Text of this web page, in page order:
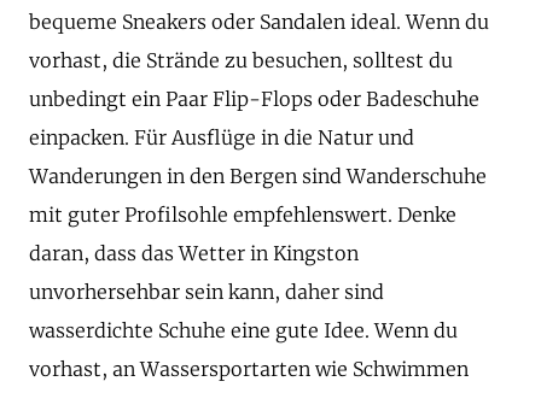
bequeme Sneakers oder Sandalen ideal. Wenn du
vorhast, die Strände zu besuchen, solltest du
unbedingt ein Paar Flip-Flops oder Badeschuhe
einpacken. Für Ausflüge in die Natur und
Wanderungen in den Bergen sind Wanderschuhe
mit guter Profilsohle empfehlenswert. Denke
daran, dass das Wetter in Kingston
unvorhersehbar sein kann, daher sind
wasserdichte Schuhe eine gute Idee. Wenn du
vorhast, an Wassersportarten wie Schwimmen